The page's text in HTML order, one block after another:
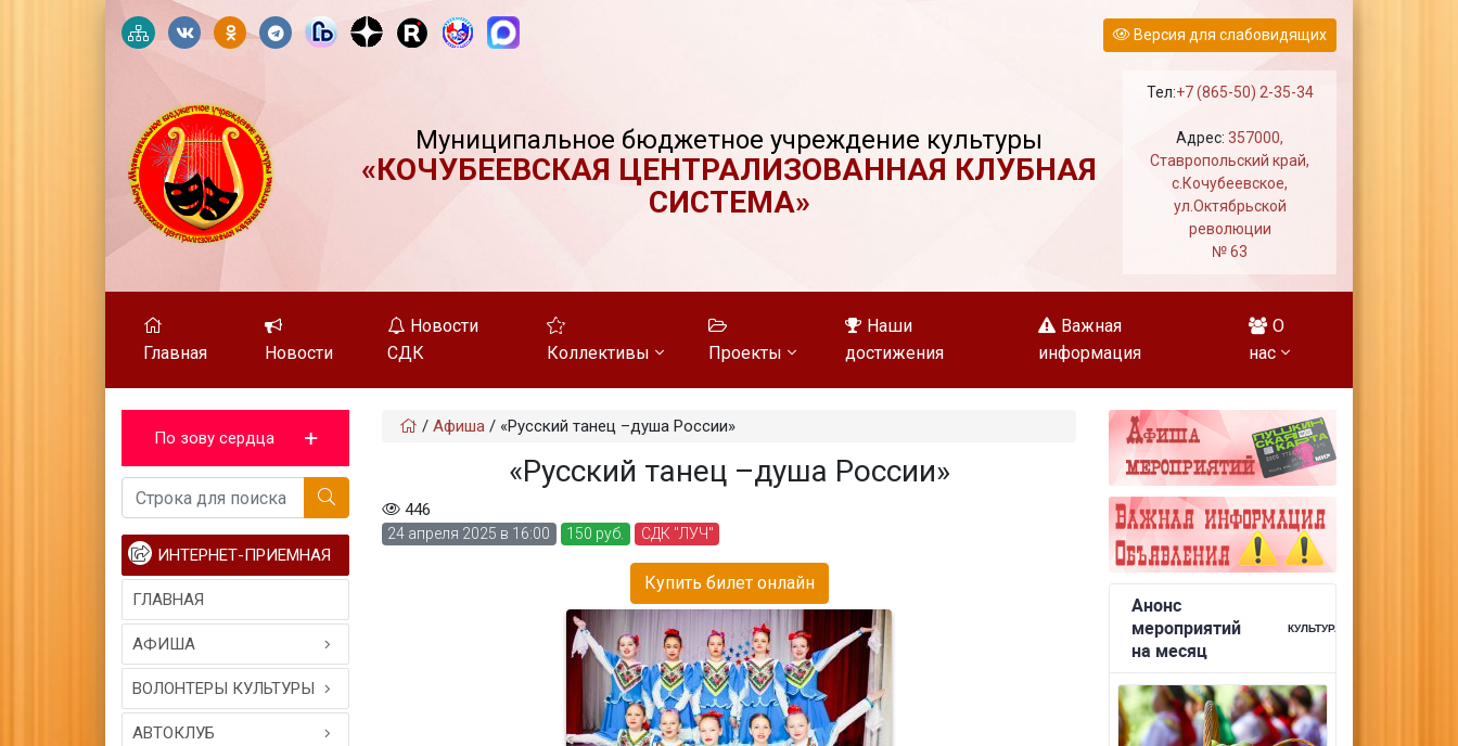
Версия для слабовидящих
Муниципальное бюджетное учреждение культуры
«КОЧУБЕЕВСКАЯ ЦЕНТРАЛИЗОВАННАЯ КЛУБНАЯ
СИСТЕМА»
Тел:+7 (865-50) 2-35-34
Адрес:357000,
Ставропольский край,
с.Кочубеевское,
ул.Октябрьской
революции
№ 63
Главная Новости
Новости
СДК
Коллективы Проекты
Наши
достижения
Важная
информация
О
нас
По зову сердца
ИНТЕРНЕТ-ПРИЕМНАЯ
ГЛАВНАЯ
АФИША
ВОЛОНТЕРЫ КУЛЬТУРЫ
АВТОКЛУБ
/ Афиша/ «Русский танец –душа России»
«Русский танец –душа России»
446
24 апреля 2025 в 16:00 150 руб. СДК "ЛУЧ"
Купить билет онлайн